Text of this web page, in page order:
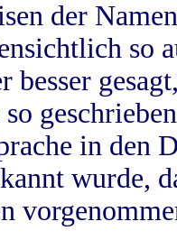
der
so
besser
so
in
wurde,